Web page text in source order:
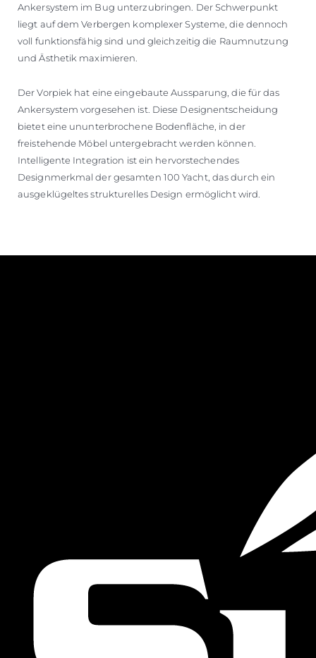
Ankersystem im Bug unterzubringen. Der Schwerpunkt
liegt auf dem Verbergen komplexer Systeme, die dennoch
voll funktionsfähig sind und gleichzeitig die Raumnutzung
und Ästhetik maximieren.
Der Vorpiek hat eine eingebaute Aussparung, die für das
Ankersystem vorgesehen ist. Diese Designentscheidung
bietet eine ununterbrochene Bodenfläche, in der
freistehende Möbel untergebracht werden können.
Intelligente Integration ist ein hervorstechendes
Designmerkmal der gesamten 100 Yacht, das durch ein
ausgeklügeltes strukturelles Design ermöglicht wird.